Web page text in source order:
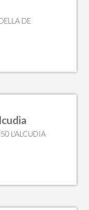
DE
L'ALCUDIA